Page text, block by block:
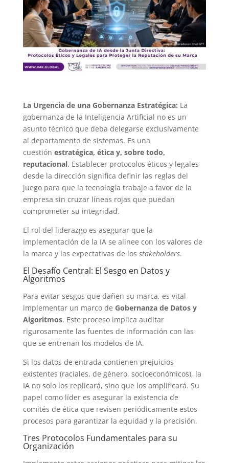
La Urgencia de una Gobernanza Estratégica: La
gobernanza de la Inteligencia Artificial no es un
asunto técnico que deba delegarse exclusivamente
al departamento de sistemas. Es una
cuestión estratégica, ética y, sobre todo,
reputacional. Establecer protocolos éticos y legales
desde la dirección significa definir las reglas del
juego para que la tecnología trabaje a favor de la
empresa sin cruzar líneas rojas que puedan
comprometer su integridad.
El rol del liderazgo es asegurar que la
implementación de la IA se alinee con los valores de
la marca y las expectativas de los stakeholders.
El Desafío Central: El Sesgo en Datos y
Algoritmos
Para evitar sesgos que dañen su marca, es vital
implementar un marco de Gobernanza de Datos y
Algoritmos. Este proceso implica auditar
rigurosamente las fuentes de información con las
que se entrenan los modelos de IA.
Si los datos de entrada contienen prejuicios
existentes (raciales, de género, socioeconómicos), la
IA no solo los replicará, sino que los amplificará. Su
papel como líder es asegurar la existencia de
comités de ética que revisen periódicamente estos
procesos para garantizar la equidad y la precisión.
Tres Protocolos Fundamentales para su
Organización